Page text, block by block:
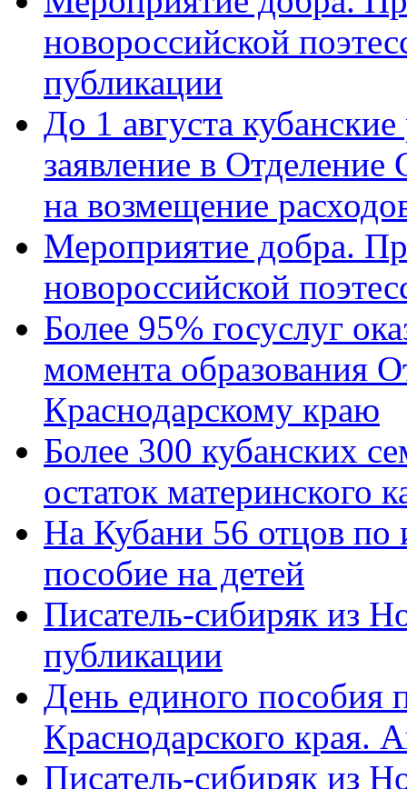
новороссийской
публикации
До 1 августа
заявление в
на возмещение
Мероприятие добра.
новороссийской
Более 95% госуслуг
момента образования
Краснодарскому краю
Более 300 кубанских
остаток материнского
На Кубани 56 отцов по
пособие на детей
Писатель-сибиряк из
публикации
День единого пособия
Краснодарского края.
Писатель-сибиряк из